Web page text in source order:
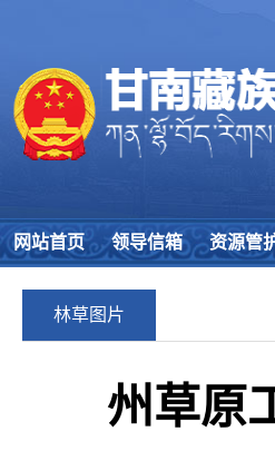
网站首页 领导信箱 资源管
林草图片
州草原